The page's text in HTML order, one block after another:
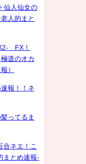
仙人仙女の
人的まと
FX！
道のオカ
）
報！！ネ
ってるま
合ネエ！こ
まとめ速報-